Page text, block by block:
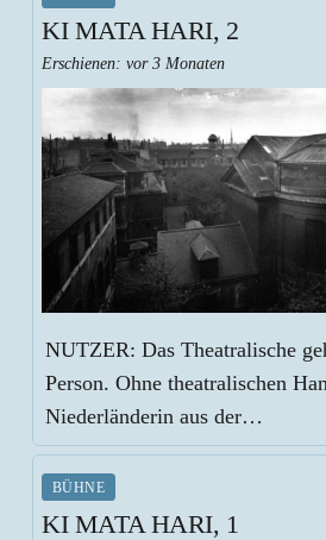
KI MATA HARI, 2
Erschienen:vor 3 Monaten
NUTZER: Das Theatralische
Person. Ohne theatralischen
Niederländerin aus der…
BÜHNE
KI MATA HARI, 1